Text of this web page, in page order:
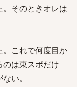
。そのときオレは
これで何度目か
のは東スポだけ
い。